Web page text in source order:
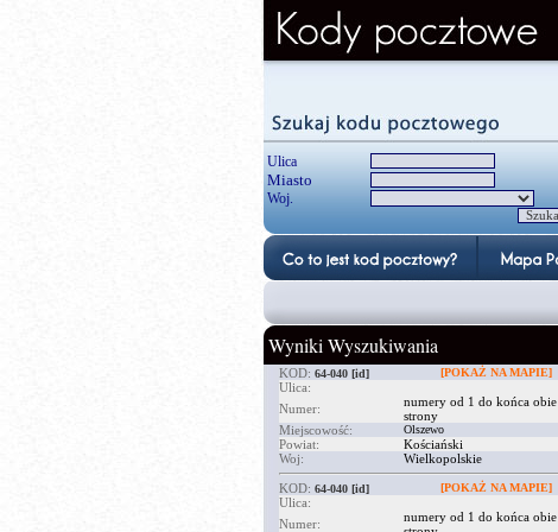
Ulica
Miasto
Woj.
Wyniki Wyszukiwania
KOD: 64-040 [id] [POKAŻ NA MAPIE]
Ulica:
Numer:
numery od 1 do końca obie
strony
Miejscowość:
Olszewo
Powiat:
Kościański
Woj:
Wielkopolskie
KOD: 64-040 [id] [POKAŻ NA MAPIE]
Ulica:
Numer:
numery od 1 do końca obie